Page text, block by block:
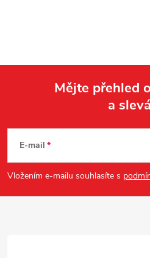
p
a
Mějte přehled
a
E-mail
Vložením e-mailu souhlasíte s